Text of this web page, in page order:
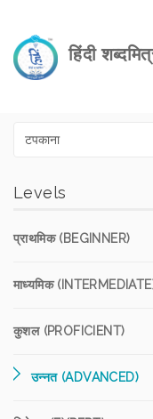
हिंदी
Levels
प्राथमिक (BEGINNER)
माध्यमिक
कुशल (PROFICIENT)
उन्नत (ADVANCED)